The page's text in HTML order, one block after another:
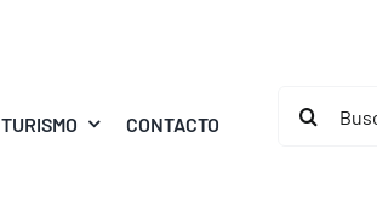
TURISMO CONTACTO
Buscar: